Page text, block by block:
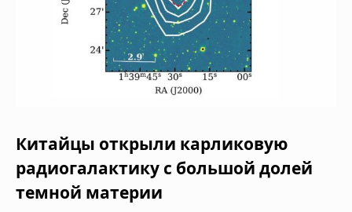
Китайцы открыли карликовую
радиогалактику с большой долей
темной материи